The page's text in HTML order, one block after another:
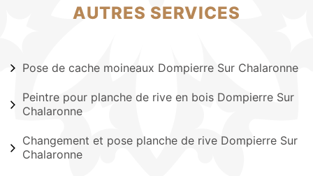
AUTRES SERVICES
Pose de cache moineaux Dompierre Sur Chalaronne
Peintre pour planche de rive en bois Dompierre Sur
Chalaronne
Changement et pose planche de rive Dompierre Sur
Chalaronne